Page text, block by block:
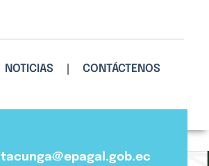
NOTICIAS CONTÁCTENOS